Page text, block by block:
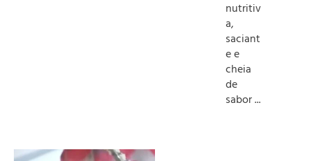
nutritiv
a,
saciant
e e
cheia
de
sabor ...